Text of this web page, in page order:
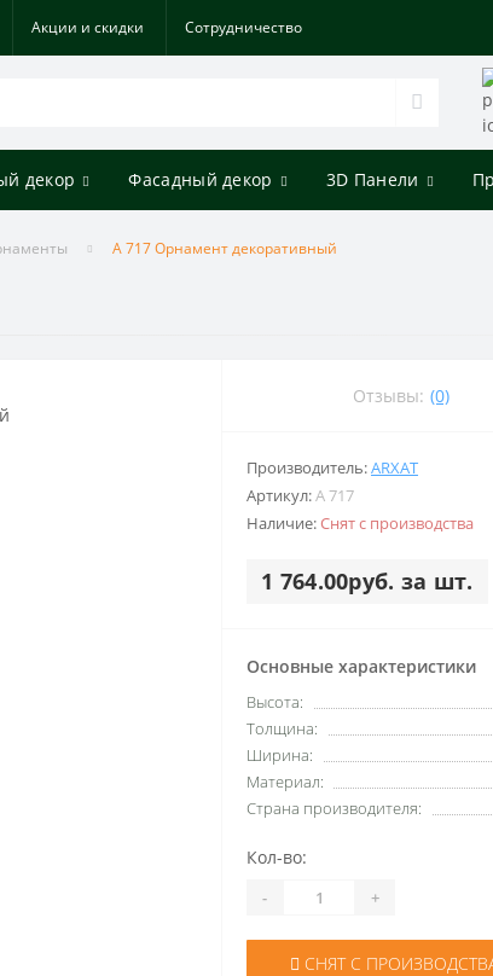
Акции и скидки Cотрудничество
декор Фасадный декор 3D Панели
A 717 Орнамент декоративный
Отзывы: (0)
Производитель:ARXAT
Артикул:A 717
Наличие:Снят с производства
1 764.00руб. за шт.
Основные характеристики
Высота:
Толщина:
Ширина:
Материал:
Страна производителя:
Кол-во:
- +
СНЯТ С